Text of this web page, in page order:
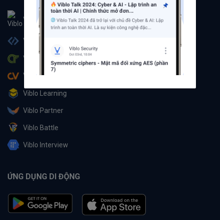
Viblo
Viblo Code
Viblo CTF
Viblo CV
Viblo Learning
Viblo Partner
Viblo Battle
Viblo Interview
ỨNG DỤNG DI ĐỘNG